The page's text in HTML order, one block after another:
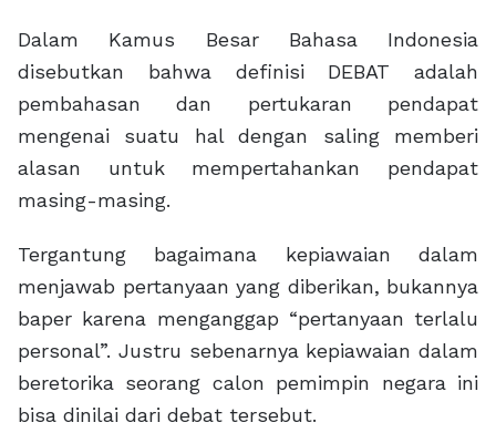
Dalam Kamus Besar Bahasa Indonesia
disebutkan bahwa definisi DEBAT adalah
pembahasan dan pertukaran pendapat
mengenai suatu hal dengan saling memberi
alasan untuk mempertahankan pendapat
masing-masing.
Tergantung bagaimana kepiawaian dalam
menjawab pertanyaan yang diberikan, bukannya
baper karena menganggap “pertanyaan terlalu
personal”. Justru sebenarnya kepiawaian dalam
beretorika seorang calon pemimpin negara ini
bisa dinilai dari debat tersebut.